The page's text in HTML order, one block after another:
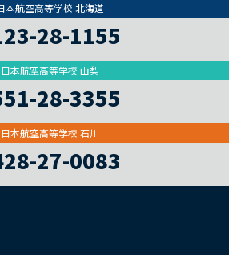
本航空高等学校 北海道
28-1155
日本航空高等学校 山梨
28-3355
日本航空高等学校 石川
27-0083